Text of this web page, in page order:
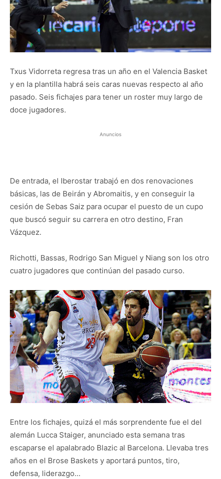
Txus Vidorreta regresa tras un año en el Valencia Basket
y en la plantilla habrá seis caras nuevas respecto al año
pasado. Seis fichajes para tener un roster muy largo de
doce jugadores.
Anuncios
De entrada, el Iberostar trabajó en dos renovaciones
básicas, las de Beirán y Abromaitis, y en conseguir la
cesión de Sebas Saiz para ocupar el puesto de un cupo
que buscó seguir su carrera en otro destino, Fran
Vázquez.
Richotti, Bassas, Rodrigo San Miguel y Niang son los otro
cuatro jugadores que continúan del pasado curso.
Entre los fichajes, quizá el más sorprendente fue el del
alemán Lucca Staiger, anunciado esta semana tras
escaparse el apalabrado Blazic al Barcelona. Llevaba tres
años en el Brose Baskets y aportará puntos, tiro,
defensa, liderazgo…